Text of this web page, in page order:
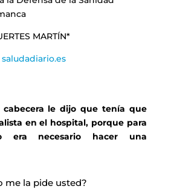
MARTÍN*
saludadiario.es
le dijo que tenía que
en el hospital, porque para
era necesario hacer una
me la pide usted?